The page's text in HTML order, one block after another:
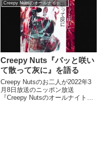
Creepy Nutsのオールナイトニッポン0
Creepy Nuts『パッと咲い
て散って灰に』を語る
Creepy Nutsのお二人が2022年3
月8日放送のニッポン放送
『Creepy Nutsのオールナイトニ